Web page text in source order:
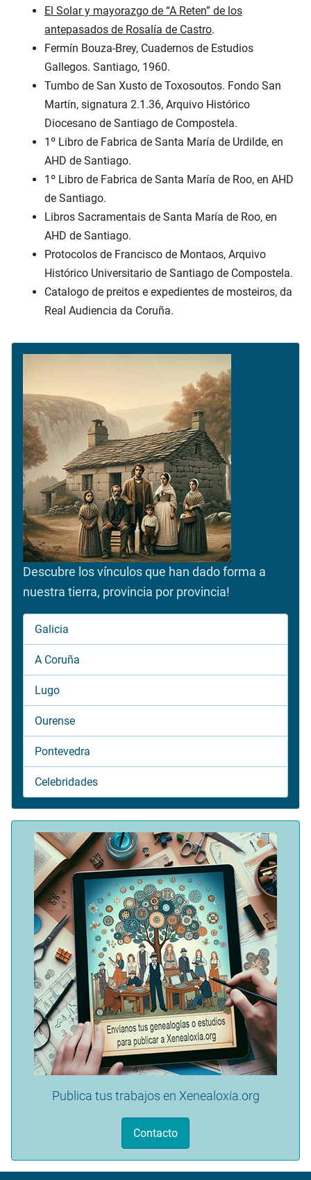
El Solar y mayorazgo de “A Reten” de los
antepasados de Rosalía de Castro.
Fermín Bouza-Brey, Cuadernos de Estudios
Gallegos. Santiago, 1960.
Tumbo de San Xusto de Toxosoutos. Fondo San
Martín, signatura 2.1.36, Arquivo Histórico
Diocesano de Santiago de Compostela.
1º Libro de Fabrica de Santa María de Urdilde, en
AHD de Santiago.
1º Libro de Fabrica de Santa María de Roo, en AHD
de Santiago.
Libros Sacramentais de Santa María de Roo, en
AHD de Santiago.
Protocolos de Francisco de Montaos, Arquivo
Histórico Universitario de Santiago de Compostela.
Catalogo de preitos e expedientes de mosteiros, da
Real Audiencia da Coruña.
Descubre los vínculos que han dado forma a
nuestra tierra, provincia por provincia!
Galicia
A Coruña
Lugo
Ourense
Pontevedra
Celebridades
Publica tus trabajos en Xenealoxía.org
Contacto